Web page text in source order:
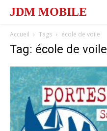
JDM MOBILE
Accueil Tags école de voile
Tag: école de voile